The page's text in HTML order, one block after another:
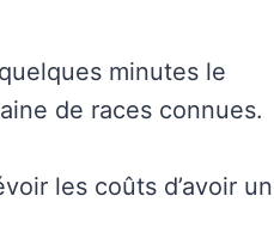
minutes le
de races connues.
les coûts d’avoir un